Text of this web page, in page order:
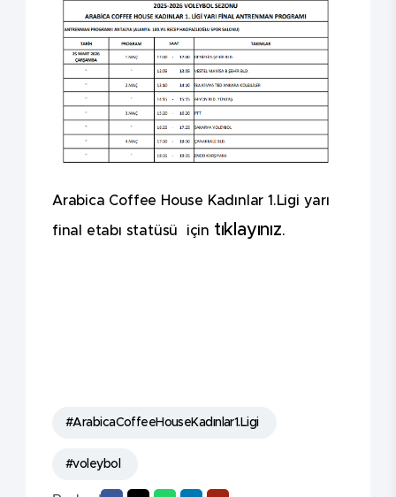
Arabica Coffee House Kadınlar 1.Ligi yarı
final etabı statüsü için tıklayınız.
#ArabicaCoffeeHouseKadınlar1.Ligi
#voleybol